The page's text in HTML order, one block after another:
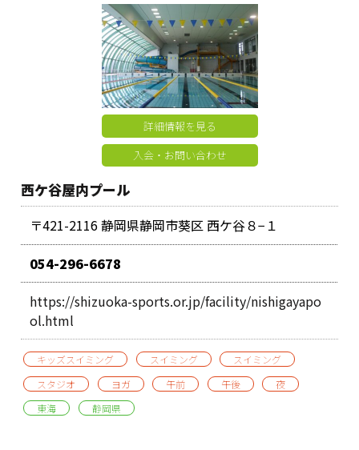
詳細情報を見る
入会・お問い合わせ
西ケ谷屋内プール
〒421-2116 静岡県静岡市葵区 西ケ谷８−１
054-296-6678
https://shizuoka-sports.or.jp/facility/nishigayapo
ol.html
キッズスイミング スイミング
スイミング
スタジオ
ヨガ 午前 午後
夜
東海
静岡県